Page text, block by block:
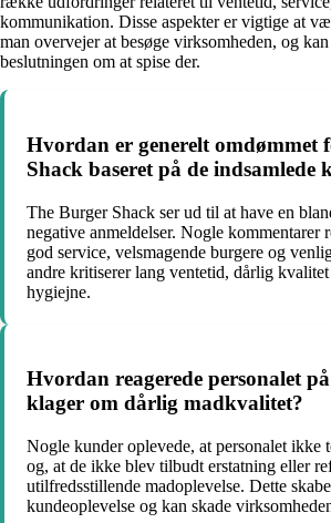
kommunikation. Disse aspekter er vigtige at
man overvejer at besøge virksomheden, og
beslutningen om at spise der.
Hvordan er generelt omdømmet
Shack baseret på de indsamlede
The Burger Shack ser ud til at have en
negative anmeldelser. Nogle kommentarer
god service, velsmagende burgere og
andre kritiserer lang ventetid, dårlig
hygiejne.
Hvordan reagerede personalet
klager om dårlig madkvalitet?
Nogle kunder oplevede, at personalet ikke
og, at de ikke blev tilbudt erstatning eller
utilfredsstillende madoplevelse. Dette
kundeoplevelse og kan skade